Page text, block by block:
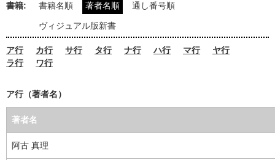
書籍: 書籍名順 著者名順 通し番号順
ヴィジュアル版新書
ア行 カ行 サ行 タ行 ナ行 ハ行 マ行
ヤ行
ラ行
ワ行
ア行（著者名）
著者名
阿古 真理